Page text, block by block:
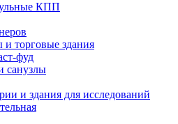
КПП
торговые здания
фуд
санузлы
и здания для исследований